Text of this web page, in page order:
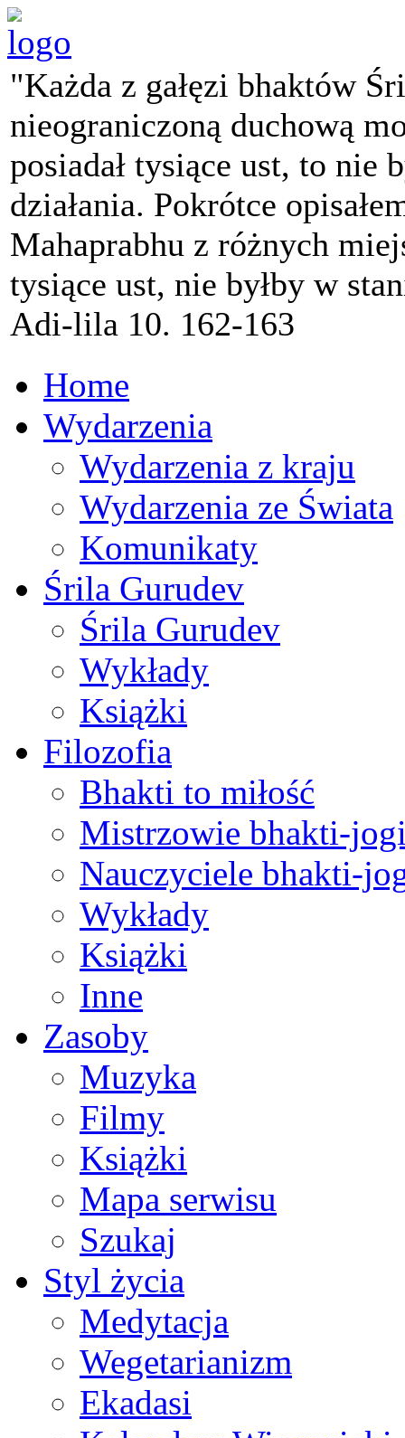
"Każda z gałęzi bhaktów
nieograniczoną duchową
posiadał tysiące ust, to nie
działania. Pokrótce
Mahaprabhu z różnych
tysiące ust, nie byłby w
Adi-lila 10. 162-163
Home
Wydarzenia
Wydarzenia z kraju
Wydarzenia ze Świata
Komunikaty
Śrila Gurudev
Śrila Gurudev
Wykłady
Książki
Filozofia
Bhakti to miłość
Mistrzowie bhakti-
Nauczyciele bhakti-
Wykłady
Książki
Inne
Zasoby
Muzyka
Filmy
Książki
Mapa serwisu
Szukaj
Styl życia
Medytacja
Wegetarianizm
Ekadasi